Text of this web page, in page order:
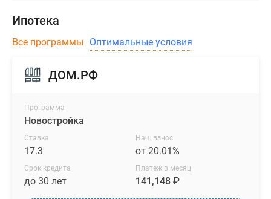
Ипотека
Все программы Оптимальные условия
ДОМ.РФ
Программа
Новостройка
Ставка
17.3
Нач. взнос
от 20.01%
Срок кредита
до 30 лет
Платеж в месяц
141,148 ₽